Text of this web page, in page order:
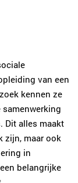
van een
kennen ze
Dit alles maakt
zijn, maar ook
in
belangrijke